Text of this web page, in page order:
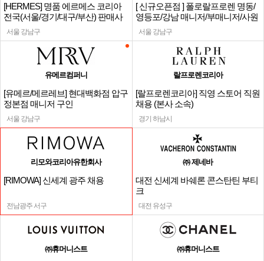
[HERMES] 명품 에르메스 코리아
전국(서울/경기/대구/부산) 판매사
원
서울 강남구
[ 신규오픈점 ] 폴로랄프로렌 명동/
영등포/강남 매니저/부매니저/사원
서울 강남구
유메르컴퍼니
[유메르/메르레브] 현대백화점 압구
정본점 매니저 구인
서울 강남구
랄프로렌코리아
[랄프로렌코리아] 직영 스토어 직원
채용 (본사 소속)
경기 하남시
리모와코리아유한회사
[RIMOWA] 신세계 광주 채용
전남광주 서구
㈜ 제네바
대전 신세계 바쉐론 콘스탄틴 부티
크
대전 유성구
㈜휴머니스트 ㈜휴머니스트